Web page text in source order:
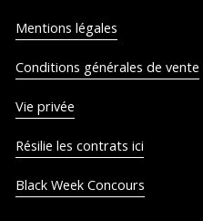
Mentions légales
Conditions générales de vente
Vie privée
Résilie les contrats ici
Black Week Concours